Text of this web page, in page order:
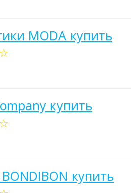
MODA купить
купить
купить